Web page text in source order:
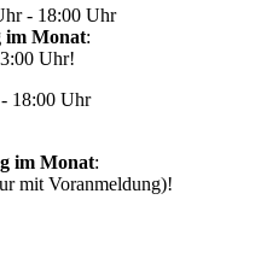
- 18:00 Uhr
im Monat:
Uhr!
18:00 Uhr
im Monat:
mit Voranmeldung)!